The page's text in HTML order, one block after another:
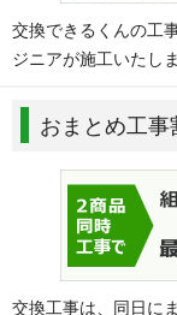
交換できるくんの工
ジニアが施工いたし
おまとめ工事
交換工事は、同日に